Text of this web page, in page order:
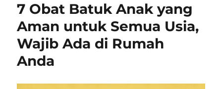
7 Obat Batuk Anak yang
Aman untuk Semua Usia,
Wajib Ada di Rumah
Anda